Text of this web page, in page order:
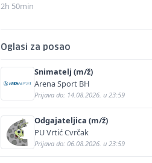
2h 50min
Oglasi za posao
Snimatelj (m/ž)
Arena Sport BH
Prijava do: 14.08.2026. u 23:59
Odgajateljica (m/ž)
PU Vrtić Cvrčak
Prijava do: 06.08.2026. u 23:59